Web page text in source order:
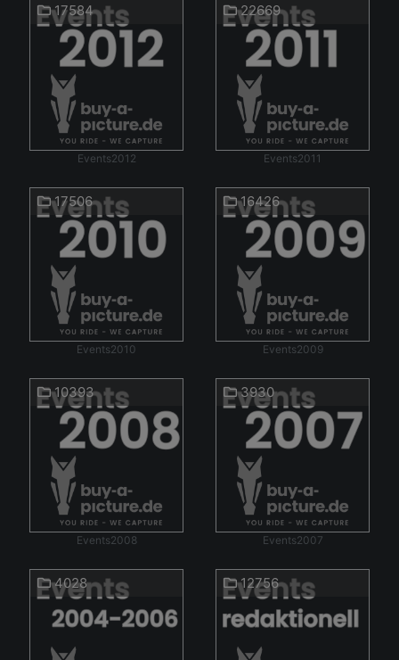
17584
Events2012
22669
Events2011
17506
Events2010
16426
Events2009
10393
Events2008
3930
Events2007
4028 12756